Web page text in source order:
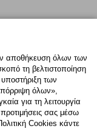
αποθήκευση όλων των
τη βελτιστοποίηση
των
όλων»,
για τη λειτουργία
προτιμήσεις σας μέσω
Cookies κάντε